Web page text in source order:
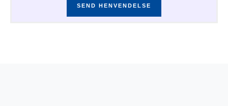
SEND HENVENDELSE